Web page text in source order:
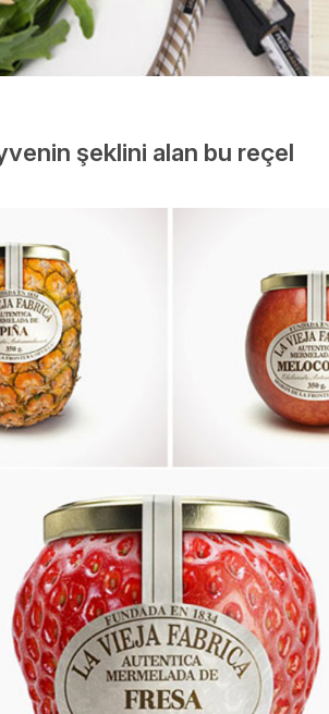
şeklini alan bu reçel